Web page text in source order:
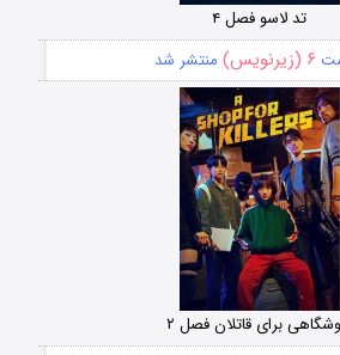
تد لاسو فصل ۴
۶ (زیرنویس) منتشر شد
برای قاتلان فصل ۲